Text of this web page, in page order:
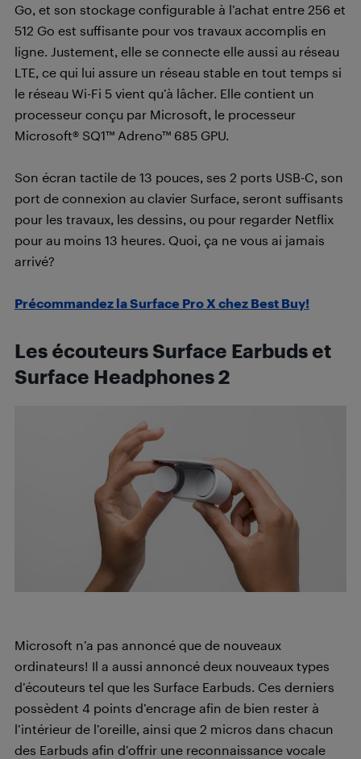
Go, et son stockage configurable à l’achat entre 256 et
512 Go est suffisante pour vos travaux accomplis en
ligne. Justement, elle se connecte elle aussi au réseau
LTE, ce qui lui assure un réseau stable en tout temps si
le réseau Wi-Fi 5 vient qu’à lâcher. Elle contient un
processeur conçu par Microsoft, le processeur
Microsoft® SQ1™ Adreno™ 685 GPU.
Son écran tactile de 13 pouces, ses 2 ports USB-C, son
port de connexion au clavier Surface, seront suffisants
pour les travaux, les dessins, ou pour regarder Netflix
pour au moins 13 heures. Quoi, ça ne vous ai jamais
arrivé?
Précommandez la Surface Pro X chez Best Buy!
Les écouteurs Surface Earbuds et
Surface Headphones 2
Microsoft n’a pas annoncé que de nouveaux
ordinateurs! Il a aussi annoncé deux nouveaux types
d’écouteurs tel que les Surface Earbuds. Ces derniers
possèdent 4 points d’encrage afin de bien rester à
l’intérieur de l’oreille, ainsi que 2 micros dans chacun
des Earbuds afin d’offrir une reconnaissance vocale